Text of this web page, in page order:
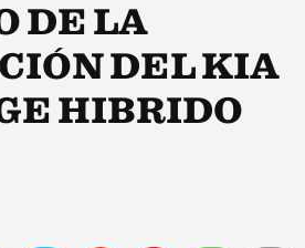
DE LA
DEL KIA
HIBRIDO